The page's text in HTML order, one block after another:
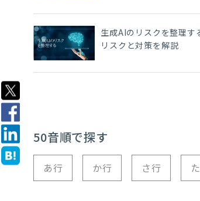
生成AIのリスクを整理す
リスクと対策を解説
50音順で探す
あ行 か行 さ行